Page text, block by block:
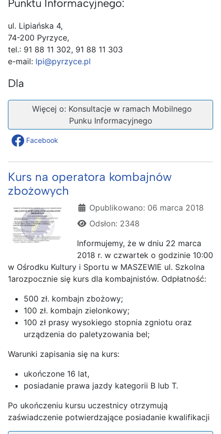
Punktu Informacyjnego:
ul. Lipiańska 4,
74-200 Pyrzyce,
tel.: 91 88 11 302, 91 88 11 303
e-mail: lpi@pyrzyce.pl
Dla
Więcej o: Konsultacje w ramach Mobilnego
Punku Informacyjnego
Facebook
Kurs na operatora kombajnów
zbożowych
Szczegóły
Opublikowano: 06 marca 2018
Odsłon: 2348
Informujemy, że w dniu 22 marca
2018 r. w czwartek o godzinie 10:00
w Ośrodku Kultury i Sportu w MASZEWIE ul. Szkolna
1arozpocznie się kurs dla kombajnistów. Odpłatność:
500 zł. kombajn zbożowy;
100 zł. kombajn zielonkowy;
100 zł prasy wysokiego stopnia zgniotu oraz
urządzenia do paletyzowania bel;
Warunki zapisania się na kurs:
ukończone 16 lat,
posiadanie prawa jazdy kategorii B lub T.
Po ukończeniu kursu uczestnicy otrzymują
zaświadczenie potwierdzające posiadanie kwalifikacji